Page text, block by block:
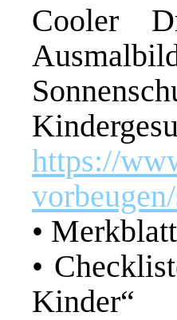
Cooler
https://
•
•
Kinder“